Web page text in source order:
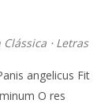
Clássica ⋅ Letras
angelicus Fit
O res